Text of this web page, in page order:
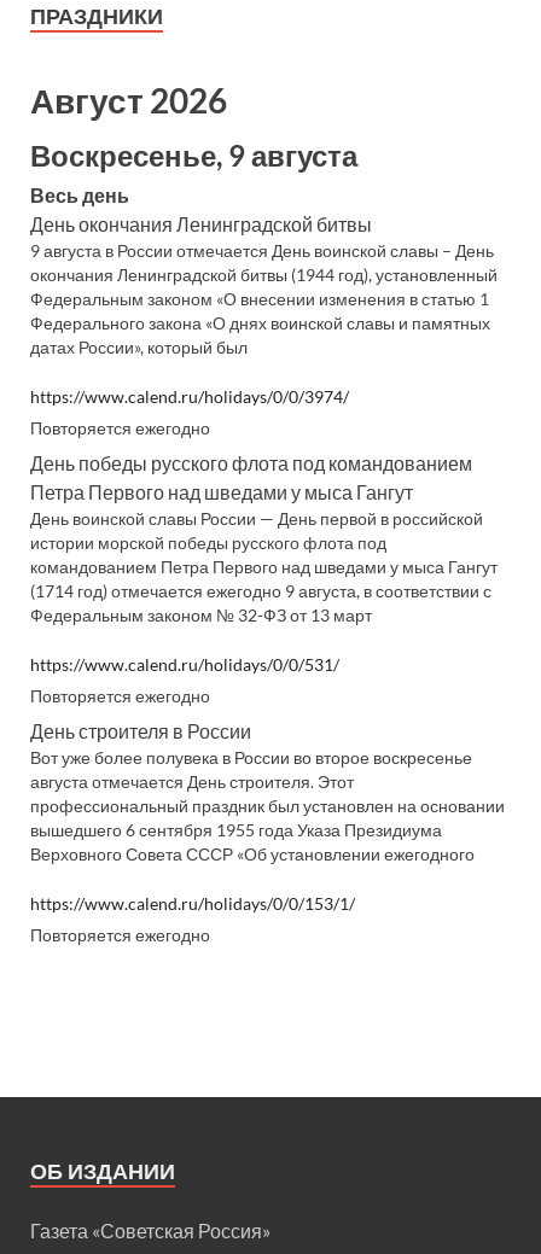
ПРАЗДНИКИ
Август 2026
Воскресенье, 9 августа
Весь день
День окончания Ленинградской битвы
9 августа в России отмечается День воинской славы – День
окончания Ленинградской битвы (1944 год), установленный
Федеральным законом «О внесении изменения в статью 1
Федерального закона «О днях воинской славы и памятных
датах России», который был
https://www.calend.ru/holidays/0/0/3974/
Повторяется ежегодно
День победы русского флота под командованием
Петра Первого над шведами у мыса Гангут
День воинской славы России — День первой в российской
истории морской победы русского флота под
командованием Петра Первого над шведами у мыса Гангут
(1714 год) отмечается ежегодно 9 августа, в соответствии с
Федеральным законом № 32-ФЗ от 13 март
https://www.calend.ru/holidays/0/0/531/
Повторяется ежегодно
День строителя в России
Вот уже более полувека в России во второе воскресенье
августа отмечается День строителя. Этот
профессиональный праздник был установлен на основании
вышедшего 6 сентября 1955 года Указа Президиума
Верховного Совета СССР «Об установлении ежегодного
https://www.calend.ru/holidays/0/0/153/1/
Повторяется ежегодно
ОБ ИЗДАНИИ
Газета «Советская Россия»